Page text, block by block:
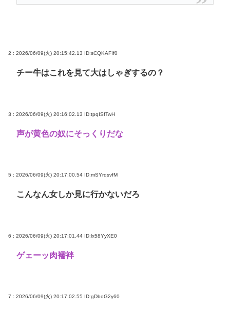
2 : 2026/06/09(火) 20:15:42.13 ID:sCQKAFIf0
チー牛はこれを見て大はしゃぎするの？
3 : 2026/06/09(火) 20:16:02.13 ID:tpqISfTwH
声が黄色の奴にそっくりだな
5 : 2026/06/09(火) 20:17:00.54 ID:mSYrqsvfM
こんなん女しか見に行かないだろ
6 : 2026/06/09(火) 20:17:01.44 ID:lx58YyXE0
ゲェーッ肉襦袢
7 : 2026/06/09(火) 20:17:02.55 ID:gDboG2y60